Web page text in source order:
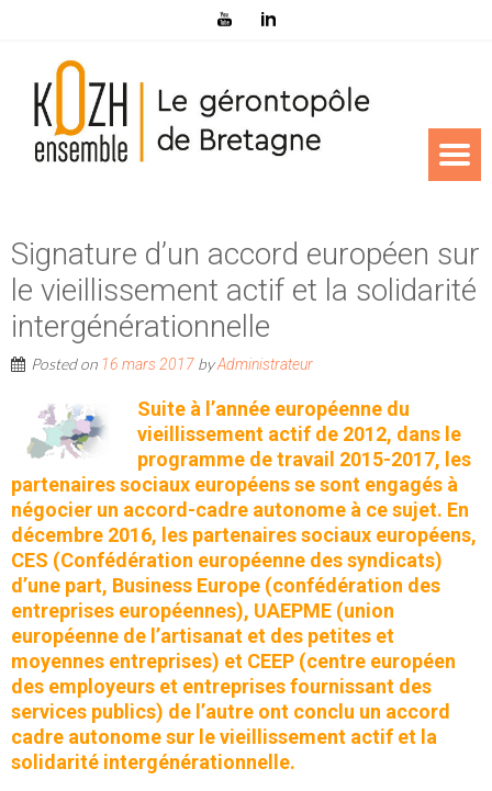
Signature d’un accord européen sur
le vieillissement actif et la solidarité
intergénérationnelle
Posted on 16 mars 2017 byAdministrateur
Suite à l’année européenne du
vieillissement actif de 2012, dans le
programme de travail 2015-2017, les
partenaires sociaux européens se sont engagés à
négocier un accord-cadre autonome à ce sujet. En
décembre 2016, les partenaires sociaux européens,
CES (Confédération européenne des syndicats)
d’une part, Business Europe (confédération des
entreprises européennes), UAEPME (union
européenne de l’artisanat et des petites et
moyennes entreprises) et CEEP (centre européen
des employeurs et entreprises fournissant des
services publics) de l’autre ont conclu un accord
cadre autonome sur le vieillissement actif et la
solidarité intergénérationnelle.